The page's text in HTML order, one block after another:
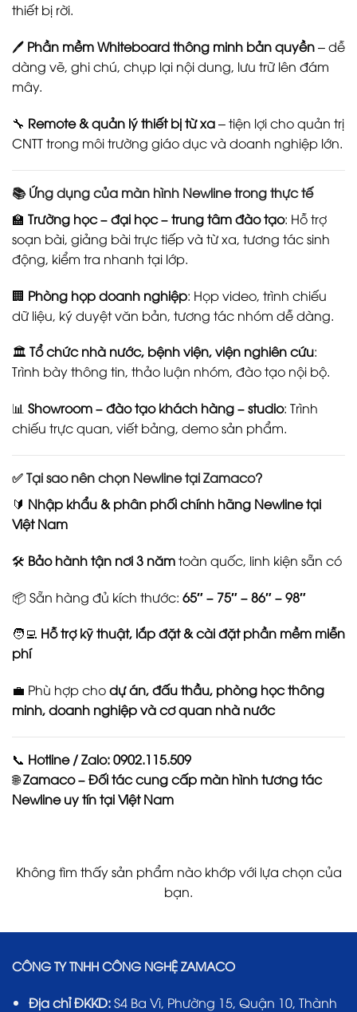
thiết bị rời.
🖊️ Phần mềm Whiteboard thông minh bản quyền– dễ
dàng vẽ, ghi chú, chụp lại nội dung, lưu trữ lên đám
mây.
🔧 Remote & quản lý thiết bị từ xa– tiện lợi cho quản trị
CNTT trong môi trường giáo dục và doanh nghiệp lớn.
📚Ứng dụng của màn hình Newline trong thực tế
🏫 Trường học – đại học – trung tâm đào tạo: Hỗ trợ
soạn bài, giảng bài trực tiếp và từ xa, tương tác sinh
động, kiểm tra nhanh tại lớp.
🏢 Phòng họp doanh nghiệp: Họp video, trình chiếu
dữ liệu, ký duyệt văn bản, tương tác nhóm dễ dàng.
🏛️ Tổ chức nhà nước, bệnh viện, viện nghiên cứu:
Trình bày thông tin, thảo luận nhóm, đào tạo nội bộ.
📊 Showroom – đào tạo khách hàng – studio: Trình
chiếu trực quan, viết bảng, demo sản phẩm.
✅Tại sao nên chọn Newline tại Zamaco?
🔰 Nhập khẩu & phân phối chính hãng Newline tại
Việt Nam
🛠️ Bảo hành tận nơi 3 nămtoàn quốc, linh kiện sẵn có
📦 Sẵn hàng đủ kích thước: 65″ – 75″ – 86″ – 98″
🧑‍💻 Hỗ trợ kỹ thuật, lắp đặt & cài đặt phần mềm miễn
phí
💼 Phù hợp chodự án, đấu thầu, phòng học thông
minh, doanh nghiệp và cơ quan nhà nước
📞 Hotline / Zalo: 0902.115.509
🌐Zamaco – Đối tác cung cấp màn hình tương tác
Newline uy tín tại Việt Nam
Không tìm thấy sản phẩm nào khớp với lựa chọn của
bạn.
CÔNG TY TNHH CÔNG NGHỆ ZAMACO
Địa chỉ ĐKKD:S4 Ba Vì, Phường 15, Quận 10, Thành